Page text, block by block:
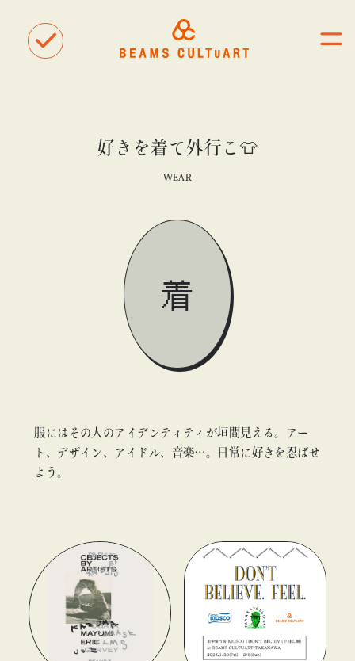
blog
#BEAMS CULTUART
#BEAMS MANGART
#BEAMS T
#bPrビームス
#TOKYO CULTUART by BEAMS
#アートが生まれるところ
#アートフェア
#アトリエ
#エンタメ
#グッズ
#デザイン
#モノ・カルチャー図録
#ライブ #レコード
#写真
#抽選販売
好きを着て外行こ👕
WEAR
着
服にはその人のアイデンティティが垣間見える。アー
ト、デザイン、アイドル、音楽…。日常に好きを忍ばせ
よう。